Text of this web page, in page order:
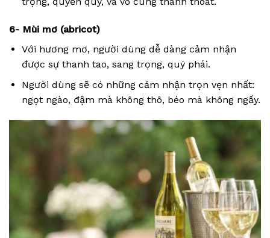
6- Mùi mơ (abricot)
Với hương mơ, người dùng dễ dàng cảm nhận
được sự thanh tao, sang trọng, quý phái.
Người dùng sẽ có những cảm nhận trọn vẹn nhất:
ngọt ngào, đậm mà không thô, béo mà không ngấy.